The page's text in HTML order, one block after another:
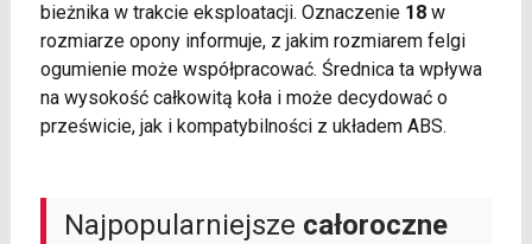
bieżnika w trakcie eksploatacji. Oznaczenie 18w
rozmiarze opony informuje, z jakim rozmiarem felgi
ogumienie może współpracować. Średnica ta wpływa
na wysokość całkowitą koła i może decydować o
prześwicie, jak i kompatybilności z układem ABS.
Najpopularniejsze całoroczne